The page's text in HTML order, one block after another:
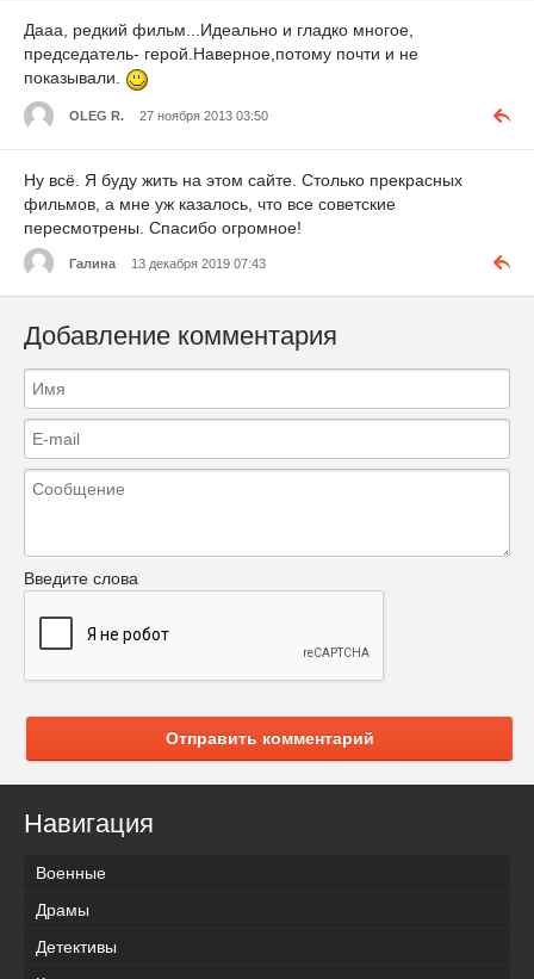
Дааа, редкий фильм...Идеально и гладко многое,
председатель- герой.Наверное,потому почти и не
показывали.
OLEG R. 27 ноября 2013 03:50
Ну всё. Я буду жить на этом сайте. Столько прекрасных
фильмов, а мне уж казалось, что все советские
пересмотрены. Спасибо огромное!
Галина 13 декабря 2019 07:43
Добавление комментария
Введите слова
Отправить комментарий
Навигация
Военные
Драмы
Детективы